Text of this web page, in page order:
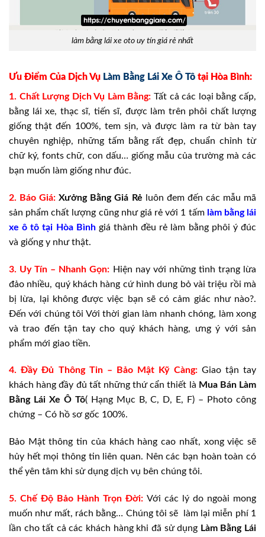
làm bằng lái xe oto uy tín giá rẻ nhất
Ưu Điểm Của Dịch Vụ Làm Bằng Lái Xe Ô Tô tại Hòa Bình:
1. Chất Lượng Dịch Vụ Làm Bằng:Tất cả các loại bằng cấp,
bằng lái xe, thạc sĩ, tiến sĩ, được làm trên phôi chất lượng
giống thật đến 100%, tem sịn, và được làm ra từ bàn tay
chuyên nghiệp, những tấm bằng rất đẹp, chuẩn chỉnh từ
chữ ký, fonts chữ, con dấu… giống mẫu của trường mà các
bạn muốn làm giống như đúc.
2. Báo Giá: Xưởng Bằng Giá Rẻ luôn đem đến các mẫu mã
sản phẩm chất lượng cũng như giá rẻ với 1 tấm làm bằng lái
xe ô tô tại Hòa Bìnhgiá thành đều rẻ làm bằng phôi ý đúc
và giống y như thật.
3. Uy Tín – Nhanh Gọn: Hiện nay với những tình trạng lừa
đảo nhiều, quý khách hàng cứ hình dung bỏ vài triệu rồi mà
bị lừa, lại không được việc bạn sẽ có cảm giác như nào?.
Đến với chúng tôi Với thời gian làm nhanh chóng, làm xong
và trao đến tận tay cho quý khách hàng, ưng ý với sản
phẩm mới giao tiền.
4. Đầy Đủ Thông Tin – Bảo Mật Kỹ Càng: Giao tận tay
khách hàng đầy đủ tất những thứ cẩn thiết là Mua Bán Làm
Bằng Lái Xe Ô Tô( Hạng Mục B, C, D, E, F) – Photo công
chứng – Có hồ sơ gốc 100%.
Bảo Mật thông tin của khách hàng cao nhất, xong việc sẽ
hủy hết mọi thông tin liên quan. Nên các bạn hoàn toàn có
thể yên tâm khi sử dụng dịch vụ bên chúng tôi.
5. Chế Độ Bảo Hành Trọn Đời: Với các lý do ngoài mong
muốn như mất, rách bằng… Chúng tôi sẽ làm lại miễn phí 1
lần cho tất cả các khách hàng khi đã sử dụng Làm Bằng Lái